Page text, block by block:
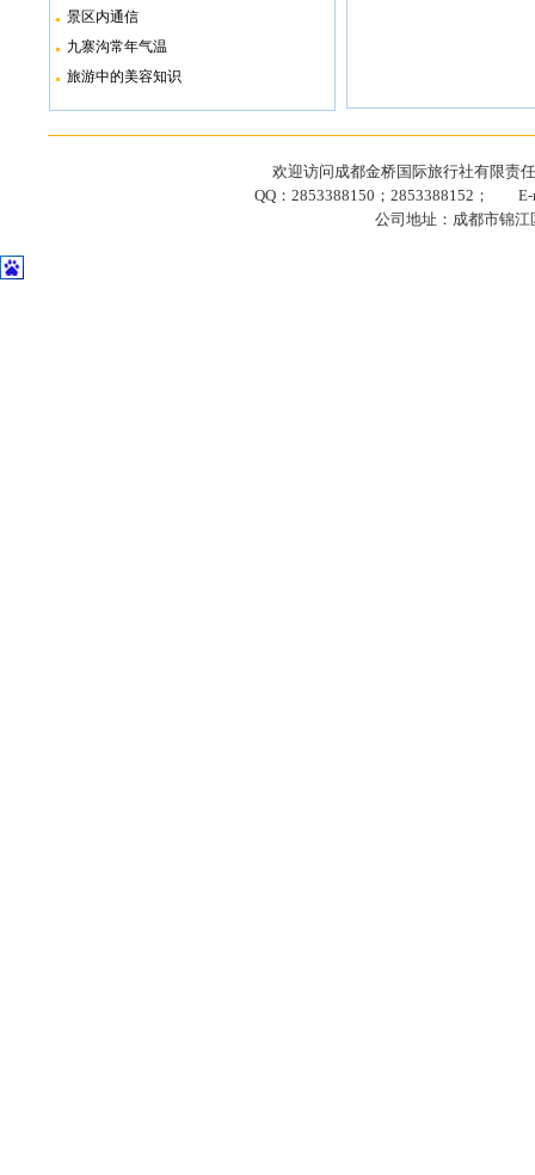
景区内通信
九寨沟常年气温
旅游中的美容知识
欢迎访问成都金桥国际旅行社有限责
QQ：2853388150；2853388152； E-
公司地址：成都市锦